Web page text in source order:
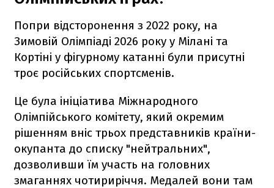
Попри відсторонення з 2022 року, на
Зимовій Олімпіаді 2026 року у Мілані та
Кортіні у фігурному катанні були присутні
троє російських спортсменів.
Це була ініціатива Міжнародного
Олімпійського комітету, який окремим
рішенням вніс трьох представників країни-
окупанта до списку "нейтральних",
дозволивши їм участь на головних
змаганнях чотириріччя. Медалей вони там